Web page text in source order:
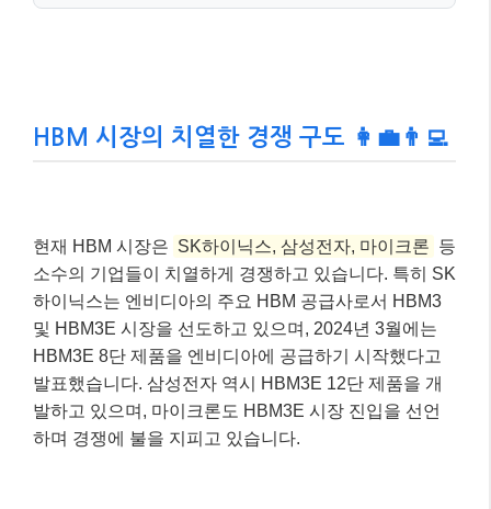
HBM 시장의 치열한 경쟁 구도 👩‍💼👨‍💻
현재 HBM 시장은 SK하이닉스, 삼성전자, 마이크론 등
소수의 기업들이 치열하게 경쟁하고 있습니다. 특히 SK
하이닉스는 엔비디아의 주요 HBM 공급사로서 HBM3
및 HBM3E 시장을 선도하고 있으며, 2024년 3월에는
HBM3E 8단 제품을 엔비디아에 공급하기 시작했다고
발표했습니다. 삼성전자 역시 HBM3E 12단 제품을 개
발하고 있으며, 마이크론도 HBM3E 시장 진입을 선언
하며 경쟁에 불을 지피고 있습니다.